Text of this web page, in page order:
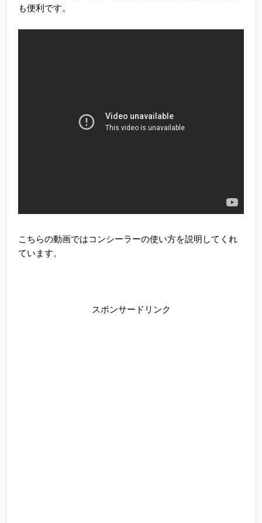
も便利です。
こちらの動画ではコンシーラーの使い方を説明してくれ
ています。
スポンサードリンク